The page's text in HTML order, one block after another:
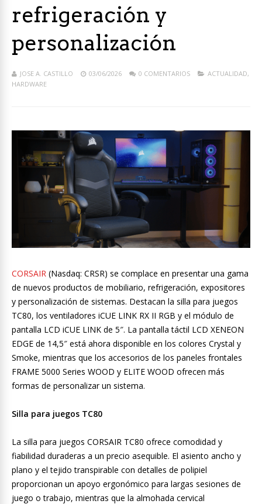
refrigeración y
personalización
JOSE A. CASTILLO 03/06/2026 0 COMENTARIOS ACTUALIDAD,
HARDWARE
CORSAIR (Nasdaq: CRSR) se complace en presentar una gama
de nuevos productos de mobiliario, refrigeración, expositores
y personalización de sistemas. Destacan la silla para juegos
TC80, los ventiladores iCUE LINK RX II RGB y el módulo de
pantalla LCD iCUE LINK de 5″. La pantalla táctil LCD XENEON
EDGE de 14,5″ está ahora disponible en los colores Crystal y
Smoke, mientras que los accesorios de los paneles frontales
FRAME 5000 Series WOOD y ELITE WOOD ofrecen más
formas de personalizar un sistema.
Silla para juegos TC80
La silla para juegos CORSAIR TC80 ofrece comodidad y
fiabilidad duraderas a un precio asequible. El asiento ancho y
plano y el tejido transpirable con detalles de polipiel
proporcionan un apoyo ergonómico para largas sesiones de
juego o trabajo, mientras que la almohada cervical